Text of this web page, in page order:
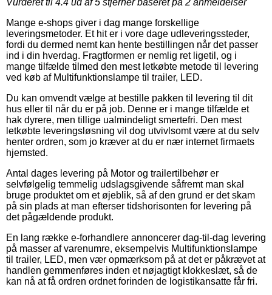
Mange e-shops giver i dag mange forskellige
leveringsmetoder. Et hit er i vore dage udleveringssteder,
fordi du dermed nemt kan hente bestillingen når det passer
ind i din hverdag. Fragtformen er nemlig ret ligetil, og i
mange tilfælde tilmed den mest letkøbte metode til levering
ved køb af Multifunktionslampe til trailer, LED.
Du kan omvendt vælge at bestille pakken til levering til dit
hus eller til når du er på job. Denne er i mange tilfælde et
hak dyrere, men tillige ualmindeligt smertefri. Den mest
letkøbte leveringsløsning vil dog utvivlsomt være at du selv
henter ordren, som jo kræver at du er nær internet firmaets
hjemsted.
Antal dages levering på Motor og trailertilbehør er
selvfølgelig temmelig udslagsgivende såfremt man skal
bruge produktet om et øjeblik, så af den grund er det skam
på sin plads at man efterser tidshorisonten for levering på
det pågældende produkt.
En lang række e-forhandlere annoncerer dag-til-dag levering
på masser af varenumre, eksempelvis Multifunktionslampe
til trailer, LED, men vær opmærksom på at det er påkrævet at
handlen gemmenføres inden et nøjagtigt klokkeslæt, så de
kan nå at få ordren ordnet forinden de logistikansatte får fri.